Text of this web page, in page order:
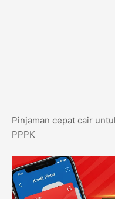
Pinjaman cepat cair
PPPK